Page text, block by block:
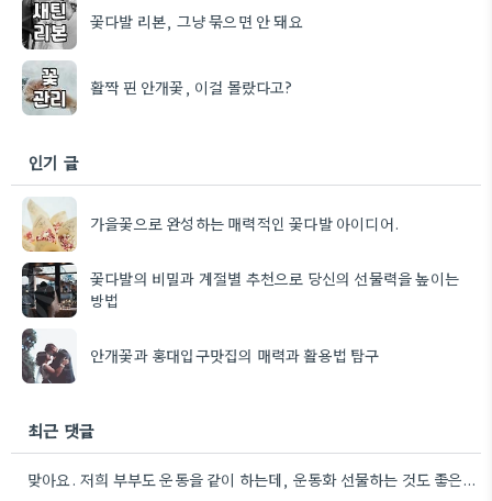
꽃다발 리본, 그냥 묶으면 안 돼요
활짝 핀 안개꽃, 이걸 몰랐다고?
인기 글
가을꽃으로 완성하는 매력적인 꽃다발 아이디어.
꽃다발의 비밀과 계절별 추천으로 당신의 선물력을 높이는
방법
안개꽃과 홍대입구맛집의 매력과 활용법 탐구
최근 댓글
맞아요. 저희 부부도 운동을 같이 하는데, 운동화 선물하는 것도 좋은 생각이었네요. 꽃과 함께라면 더 센스…